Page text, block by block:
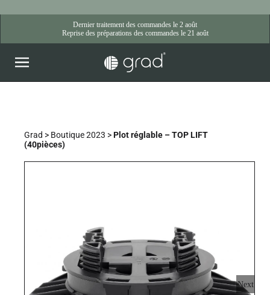
to
Grad > Boutique 2023 >Plot réglable – TOP LIFT
(40pièces)
Next